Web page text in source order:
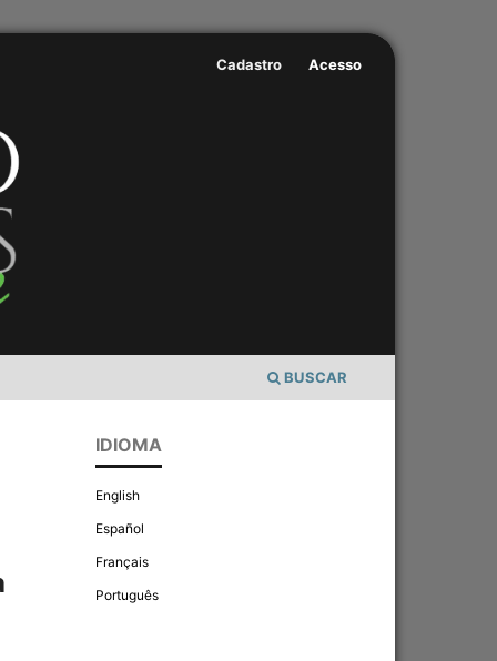
BUSCAR
Cadastro Acesso
IDIOMA
English
Español
Français
Português